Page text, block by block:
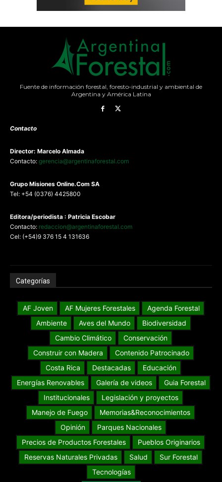
Fuente de información forestal, foresto-industrial y ambiental de
Argentina y América Latina
Contacto
Director: Marcelo Almada
Contacto: gerencia@argentinaforestal.com
Grupo Misiones Online.Com SA
Tel: +54 (0376) 4425800
Editora/periodista : Patricia Escobar
Contacto: redaccion@argentinaforestal.com
Cel: (+54)9 376 15 4 131636
Categorías
AF Joven AF Mujeres Forestales
Agenda Forestal
Ambiente
Aves del Mundo
Biodiversidad
Cambio Climático
Conservación
Construir con Madera
Contenido Patrocinado
Costa Rica
Destacadas
Educación
Energías Renovables
Galería de videos
Guia Forestal
Institucionales
Legislación y proyectos
Manejo de Fuego
Memorias&Reconocimientos
Opinión
Parques Nacionales
Precios de Productos Forestales
Pueblos Originarios
Reservas Naturales Privadas
Salud
Sur Forestal
Tecnologías